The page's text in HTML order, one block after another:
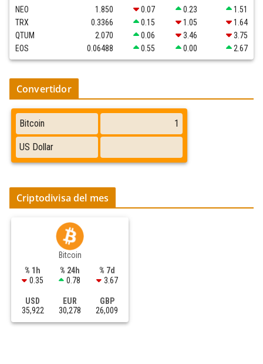
NEO
1.850 0.07 0.23
1.51
TRX
0.3366 0.15 1.05
1.64
QTUM
2.070 0.06 3.46
3.75
EOS
0.06488 0.55 0.00 2.67
Convertidor
Criptodivisa del mes
Bitcoin
% 1h
0.35
% 24h
0.78
% 7d
3.67
USD
35,922
EUR
30,278
GBP
26,009